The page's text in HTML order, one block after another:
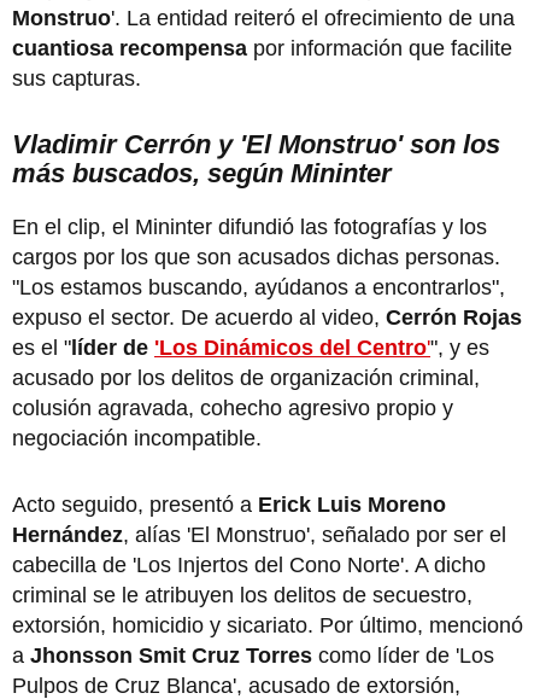
Monstruo'. La entidad reiteró el ofrecimiento de una
cuantiosa recompensa por información que facilite
sus capturas.
Vladimir Cerrón y 'El Monstruo' son los
más buscados, según Mininter
En el clip, el Mininter difundió las fotografías y los
cargos por los que son acusados dichas personas.
"Los estamos buscando, ayúdanos a encontrarlos",
expuso el sector. De acuerdo al video, Cerrón Rojas
es el "líder de 'Los Dinámicos del Centro'", y es
acusado por los delitos de organización criminal,
colusión agravada, cohecho agresivo propio y
negociación incompatible.
Acto seguido, presentó a Erick Luis Moreno
Hernández, alías 'El Monstruo', señalado por ser el
cabecilla de 'Los Injertos del Cono Norte'. A dicho
criminal se le atribuyen los delitos de secuestro,
extorsión, homicidio y sicariato. Por último, mencionó
a Jhonsson Smit Cruz Torres como líder de 'Los
Pulpos de Cruz Blanca', acusado de extorsión,